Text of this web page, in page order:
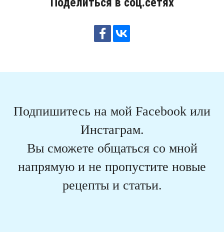
Подпишитесь на мой Facebook или
Инстаграм.
Вы сможете общаться со мной
напрямую и не пропустите новые
рецепты и статьи.